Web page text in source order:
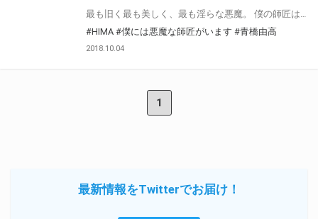
#HIMA #僕には悪魔な師匠がいます #青橋由高
2018.10.04
1
最新情報をTwitterでお届け！